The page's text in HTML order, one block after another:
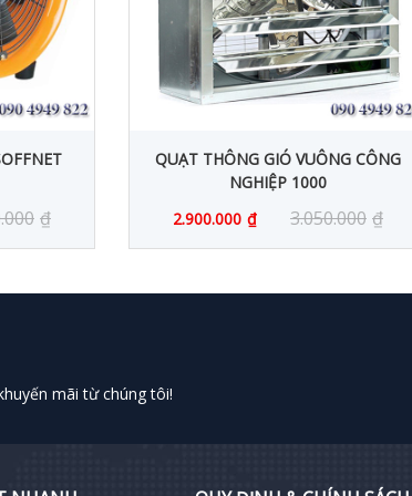
₫
QUẠT THÔNG GIÓ VUÔNG CÔNG
NGHIỆP 1000
2.900.000 ₫ 3.050.000 ₫
mãi từ chúng tôi!